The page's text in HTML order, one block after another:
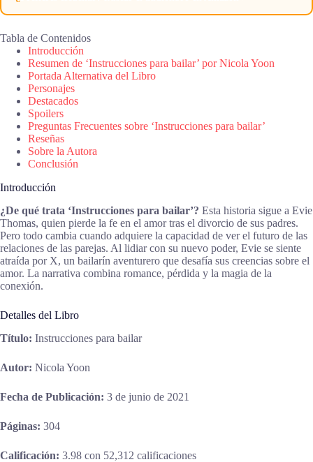
Tabla de Contenidos
Introducción
Resumen de ‘Instrucciones para bailar’ por Nicola Yoon
Portada Alternativa del Libro
Personajes
Destacados
Spoilers
Preguntas Frecuentes sobre ‘Instrucciones para bailar’
Reseñas
Sobre la Autora
Conclusión
Introducción
¿De qué trata ‘Instrucciones para bailar’? Esta historia sigue a Evie
Thomas, quien pierde la fe en el amor tras el divorcio de sus padres.
Pero todo cambia cuando adquiere la capacidad de ver el futuro de las
relaciones de las parejas. Al lidiar con su nuevo poder, Evie se siente
atraída por X, un bailarín aventurero que desafía sus creencias sobre el
amor. La narrativa combina romance, pérdida y la magia de la
conexión.
Detalles del Libro
Título: Instrucciones para bailar
Autor: Nicola Yoon
Fecha de Publicación: 3 de junio de 2021
Páginas: 304
Calificación: 3.98 con 52,312 calificaciones